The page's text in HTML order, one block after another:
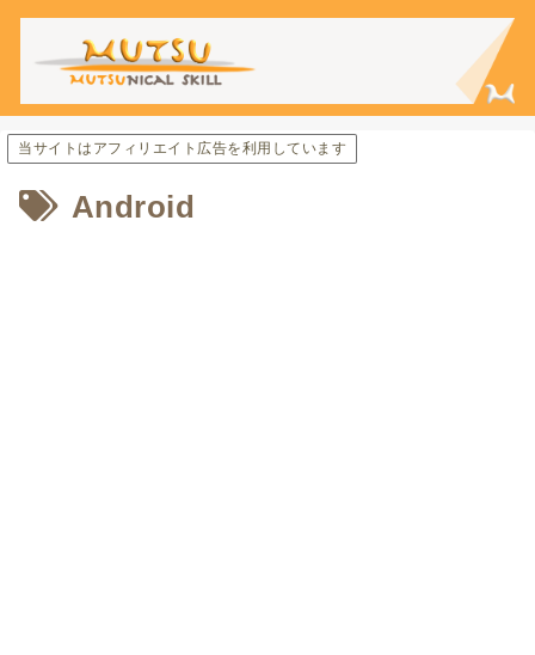
当サイトはアフィリエイト広告を利用しています
Android